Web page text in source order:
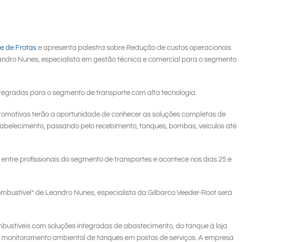
de Frotas e apresenta palestra sobre Redução de custos operacionais
Nunes, especialista em gestão técnica e comercial para o segmento
para o segmento de transporte com alta tecnologia.
terão a oportunidade de conhecer as soluções completas de
passando pelo recebimento, tanques, bombas, veículos até
profissionais do segmento de transportes e acontece nos dias 25 e
de Leandro Nunes, especialista da Gilbarco Veeder-Root será
com soluções integradas de abastecimento, do tanque à loja
ambiental de tanques em postos de serviços. A empresa